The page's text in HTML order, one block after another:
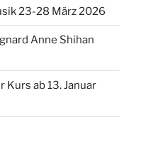
23-28 März 2026
Anne Shihan
Kurs ab 13. Januar